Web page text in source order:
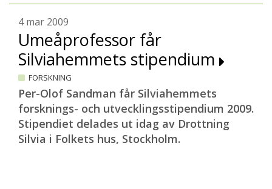
4 mar 2009
Umeåprofessor får
Silviahemmets stipendium
FORSKNING
Per-Olof Sandman får Silviahemmets
forsknings- och utvecklingsstipendium 2009.
Stipendiet delades ut idag av Drottning
Silvia i Folkets hus, Stockholm.